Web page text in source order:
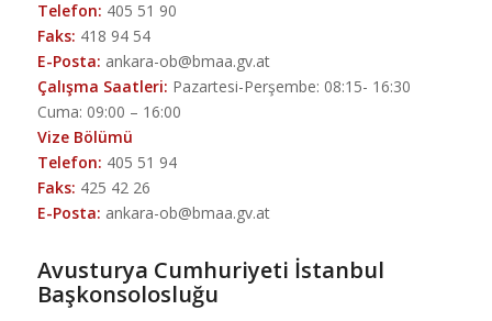
Telefon: 405 51 90
Faks: 418 94 54
E-Posta: ankara-ob@bmaa.gv.at
Çalışma Saatleri: Pazartesi-Perşembe: 08:15- 16:30
Cuma: 09:00 – 16:00
Vize Bölümü
Telefon: 405 51 94
Faks: 425 42 26
E-Posta: ankara-ob@bmaa.gv.at
Avusturya Cumhuriyeti İstanbul
Başkonsolosluğu